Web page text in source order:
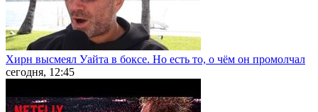
Хирн высмеял Уайта в боксе. Но есть то, о чём он промолчал
сегодня, 12:45